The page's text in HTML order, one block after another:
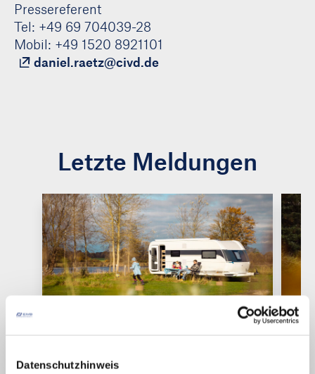
Datenschutzhinweis
Pressereferent
Tel: +49 69 704039-28
Mobil: +49 1520 8921101
daniel.raetz@civd.de
Letzte Meldungen